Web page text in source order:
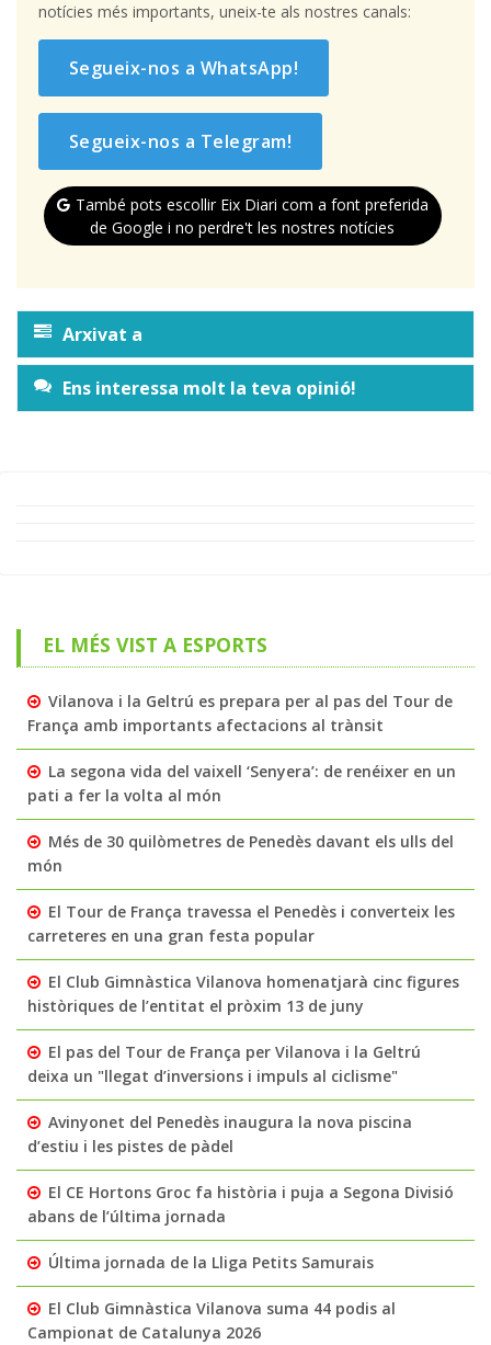
notícies més importants, uneix-te als nostres canals:
Segueix-nos a WhatsApp!
Segueix-nos a Telegram!
També pots escollir Eix Diari com a font preferida
de Google i no perdre't les nostres notícies
Arxivat a
Ens interessa molt la teva opinió!
EL MÉS VIST A ESPORTS
Vilanova i la Geltrú es prepara per al pas del Tour de
França amb importants afectacions al trànsit
La segona vida del vaixell ‘Senyera’: de renéixer en un
pati a fer la volta al món
Més de 30 quilòmetres de Penedès davant els ulls del
món
El Tour de França travessa el Penedès i converteix les
carreteres en una gran festa popular
El Club Gimnàstica Vilanova homenatjarà cinc figures
històriques de l’entitat el pròxim 13 de juny
El pas del Tour de França per Vilanova i la Geltrú
deixa un "llegat d’inversions i impuls al ciclisme"
Avinyonet del Penedès inaugura la nova piscina
d’estiu i les pistes de pàdel
El CE Hortons Groc fa història i puja a Segona Divisió
abans de l’última jornada
Última jornada de la Lliga Petits Samurais
El Club Gimnàstica Vilanova suma 44 podis al
Campionat de Catalunya 2026